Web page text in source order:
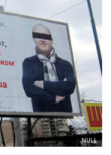
NULL